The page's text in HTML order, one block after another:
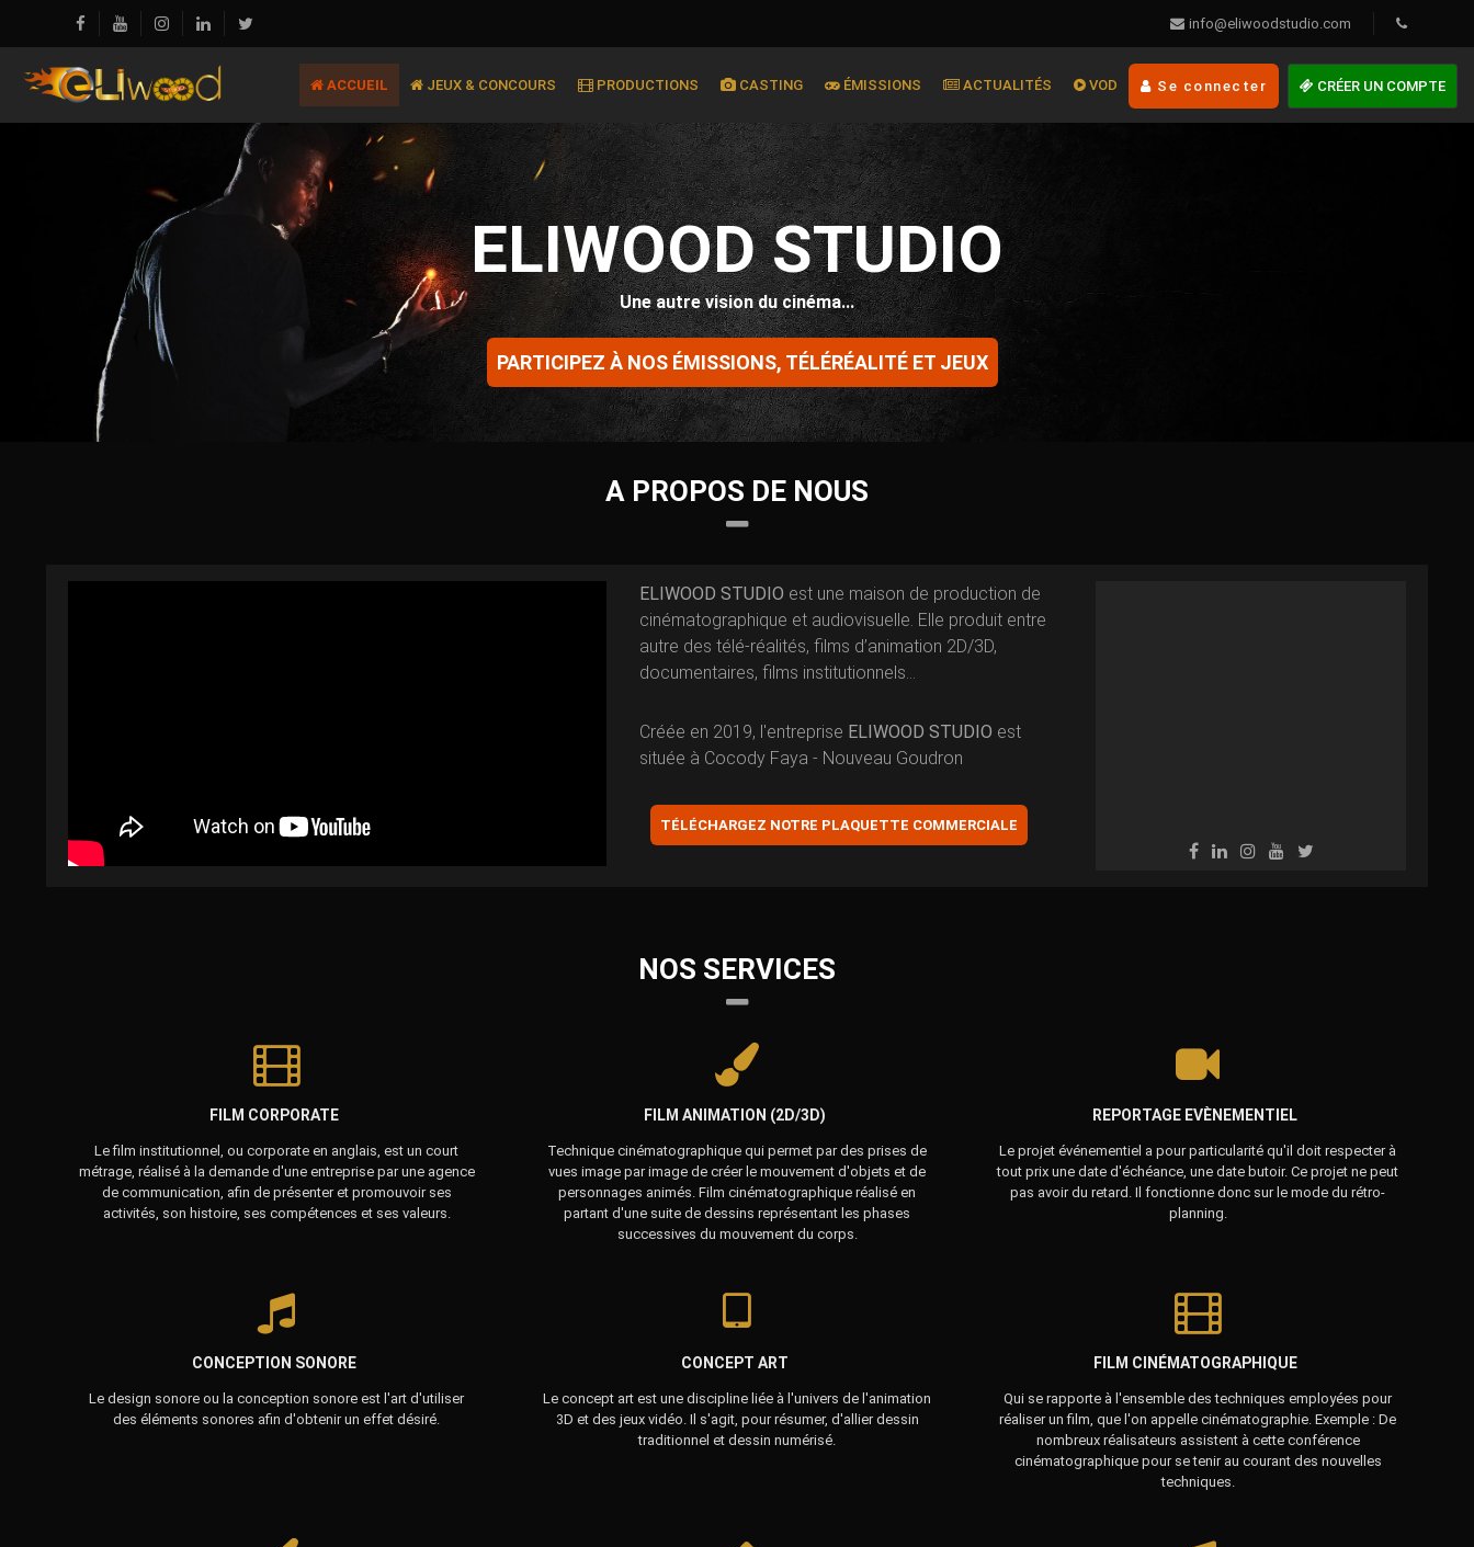
info@eliwoodstudio.com
ACCUEIL JEUX & CONCOURS PRODUCTIONS CASTING ÉMISSIONS ACTUALITÉS VOD CRÉER UN COMPTE
Se connecter
ELIWOOD STUDIO
Une autre vision du cinéma...
PARTICIPEZ À NOS ÉMISSIONS, TÉLÉRÉALITÉ ET JEUX
A PROPOS DE NOUS
ELIWOOD STUDIO est une maison de production de
cinématographique et audiovisuelle. Elle produit entre
autre des télé-réalités, films d’animation 2D/3D,
documentaires, films institutionnels...
Créée en 2019, l'entreprise ELIWOOD STUDIO est
située à Cocody Faya - Nouveau Goudron
TÉLÉCHARGEZ NOTRE PLAQUETTE COMMERCIALE
NOS SERVICES
FILM CORPORATE
Le film institutionnel, ou corporate en anglais, est un court
métrage, réalisé à la demande d'une entreprise par une agence
de communication, afin de présenter et promouvoir ses
activités, son histoire, ses compétences et ses valeurs.
FILM ANIMATION (2D/3D)
Technique cinématographique qui permet par des prises de
vues image par image de créer le mouvement d'objets et de
personnages animés. Film cinématographique réalisé en
partant d'une suite de dessins représentant les phases
successives du mouvement du corps.
REPORTAGE EVÈNEMENTIEL
Le projet événementiel a pour particularité qu'il doit respecter à
tout prix une date d'échéance, une date butoir. Ce projet ne peut
pas avoir du retard. Il fonctionne donc sur le mode du rétro-
planning.
CONCEPTION SONORE
Le design sonore ou la conception sonore est l'art d'utiliser
des éléments sonores afin d'obtenir un effet désiré.
CONCEPT ART
Le concept art est une discipline liée à l'univers de l'animation
3D et des jeux vidéo. Il s'agit, pour résumer, d'allier dessin
traditionnel et dessin numérisé.
FILM CINÉMATOGRAPHIQUE
Qui se rapporte à l'ensemble des techniques employées pour
réaliser un film, que l'on appelle cinématographie. Exemple : De
nombreux réalisateurs assistent à cette conférence
cinématographique pour se tenir au courant des nouvelles
techniques.